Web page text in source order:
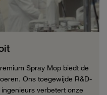
Spray Mop biedt de
Ons toegewijde R&D-
verbetert onze